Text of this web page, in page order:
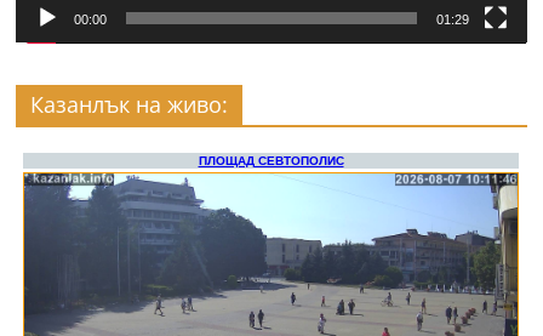
00:00 01:29
Казанлък на живо: